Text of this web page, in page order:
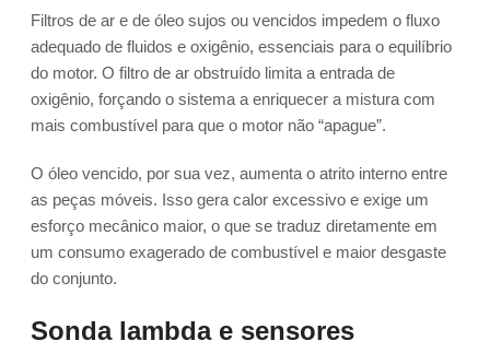
Filtros de ar e de óleo sujos ou vencidos impedem o fluxo
adequado de fluidos e oxigênio, essenciais para o equilíbrio
do motor. O filtro de ar obstruído limita a entrada de
oxigênio, forçando o sistema a enriquecer a mistura com
mais combustível para que o motor não “apague”.
O óleo vencido, por sua vez, aumenta o atrito interno entre
as peças móveis. Isso gera calor excessivo e exige um
esforço mecânico maior, o que se traduz diretamente em
um consumo exagerado de combustível e maior desgaste
do conjunto.
Sonda lambda e sensores